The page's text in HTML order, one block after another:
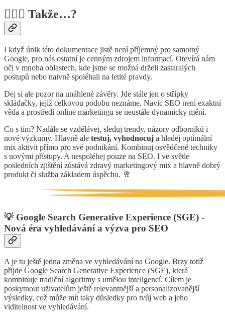
🤷🏻‍♂️ Takže…?
I když únik této dokumentace jistě není příjemný pro samotný
Google, pro nás ostatní je cenným zdrojem informací. Otevírá nám
oči v mnoha oblastech, kde jsme se možná drželi zastaralých
postupů nebo naivně spoléhali na letité pravdy.
Dej si ale pozor na unáhlené závěry. Jde stále jen o střípky
skládačky, jejíž celkovou podobu neznáme. Navíc SEO není exaktní
věda a prostředí online marketingu se neustále dynamicky mění.
Co s tím? Nadále se vzdělávej, sleduj trendy, názory odborníků i
nové výzkumy. Hlavně ale testuj, vyhodnocuj a hledej optimální
mix aktivit přímo pro své podnikání. Kombinuj osvědčené techniky
s novými přístupy. A nespoléhej pouze na SEO. I ve světle
posledních zjištění zůstává zdravý marketingový mix a hlavně dobrý
produkt či služba základem úspěchu. 🥂
💡 Google Search Generative Experience (SGE) -
Nová éra vyhledávání a výzva pro SEO
A je tu ještě jedna změna ve vyhledávání na Google. Brzy totiž
přijde Google Search Generative Experience (SGE), která
kombinuje tradiční algoritmy s umělou inteligencí. Cílem je
poskytnout uživatelům ještě relevantnější a personalizovanější
výsledky, což může mít taky důsledky pro tvůj web a jeho
viditelnost ve vyhledávání.